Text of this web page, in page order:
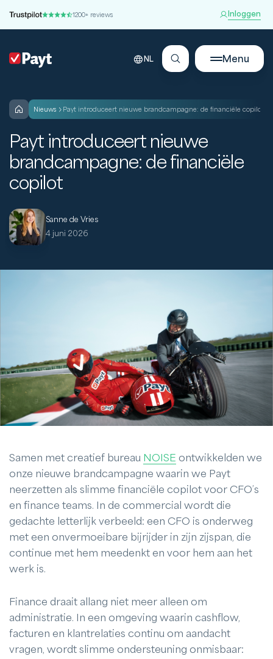
1200+ reviews Inloggen
NL Menu
nieuws Payt introduceert nieuwe brandcampagne: de financiële copilot
Payt introduceert nieuwe
brandcampagne: de financiële
copilot
Sanne de Vries
4 juni 2026
Samen met creatief bureau NOISE ontwikkelden we
onze nieuwe brandcampagne waarin we Payt
neerzetten als slimme financiële copilot voor CFO’s
en finance teams. In de commercial wordt die
gedachte letterlijk verbeeld: een CFO is onderweg
met een onvermoeibare bijrijder in zijn zijspan, die
continue met hem meedenkt en voor hem aan het
werk is.
Finance draait allang niet meer alleen om
administratie. In een omgeving waarin cashflow,
facturen en klantrelaties continu om aandacht
vragen, wordt slimme ondersteuning onmisbaar: